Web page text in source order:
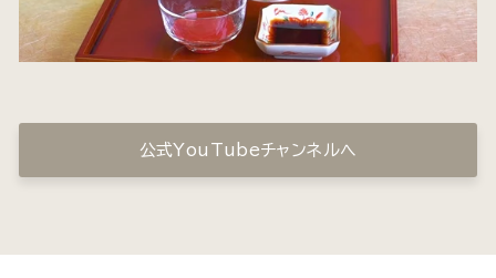
公式YouTubeチャンネルへ